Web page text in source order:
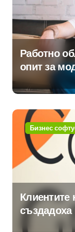
Работно
опит за
традицията
Бизнес
Клиентите
създадоха